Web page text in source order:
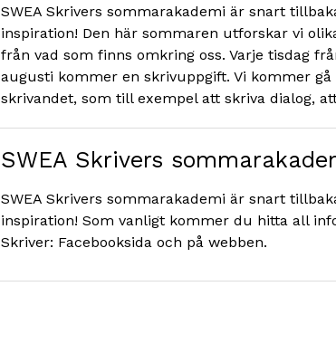
SWEA Skrivers sommarakademi är snart
inspiration! Den här sommaren utforskar vi
från vad som finns omkring oss. Varje tisdag
augusti kommer en skrivuppgift. Vi kommer
skrivandet, som till exempel att skriva dialog,
SWEA Skrivers
SWEA Skrivers sommarakademi är snart
inspiration! Som vanligt kommer du hitta all
Skriver: Facebooksida och på webben.